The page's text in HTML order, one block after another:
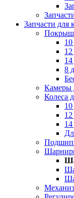
Запчасти для
8
Камеры
Колеса